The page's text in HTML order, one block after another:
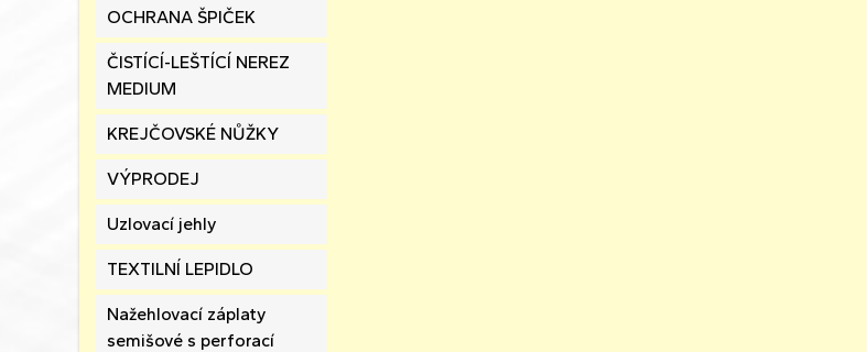
OCHRANA ŠPIČEK
ČISTÍCÍ-LEŠTÍCÍ NEREZ
MEDIUM
KREJČOVSKÉ NŮŽKY
VÝPRODEJ
Uzlovací jehly
TEXTILNÍ LEPIDLO
Nažehlovací záplaty
semišové s perforací